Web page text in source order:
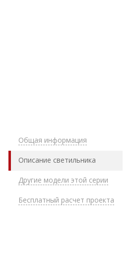
Общая информация
Описание светильника
Другие модели этой серии
Бесплатный расчет проекта